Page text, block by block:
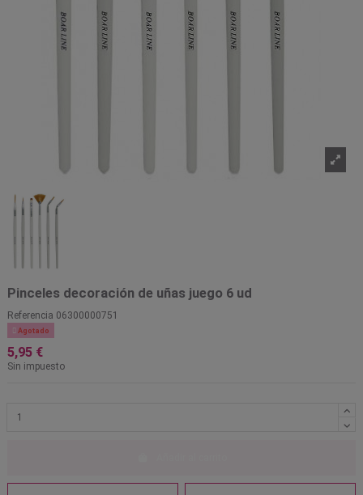
Pinceles decoración de uñas juego 6 ud
Referencia 06300000751
 Agotado
5,95 €
Sin impuesto